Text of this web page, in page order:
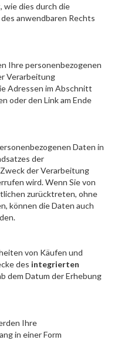
wie dies durch die
anwendbaren Rechts
Ihre personenbezogenen
Verarbeitung
Adressen im Abschnitt
oder den Link am Ende
Daten in
der
der Verarbeitung
wird. Wenn Sie von
zurücktreten, ohne
können die Daten auch
von Käufen und
des integrierten
dem Datum der Erhebung
Ihre
in einer Form